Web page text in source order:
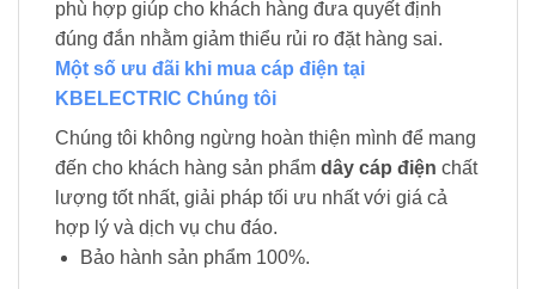
phù hợp giúp cho khách hàng đưa quyết định
đúng đắn nhằm giảm thiểu rủi ro đặt hàng sai.
Một số ưu đãi khi mua cáp điện tại
KBELECTRIC Chúng tôi
Chúng tôi không ngừng hoàn thiện mình để mang
đến cho khách hàng sản phẩm dây cáp điện chất
lượng tốt nhất, giải pháp tối ưu nhất với giá cả
hợp lý và dịch vụ chu đáo.
Bảo hành sản phẩm 100%.